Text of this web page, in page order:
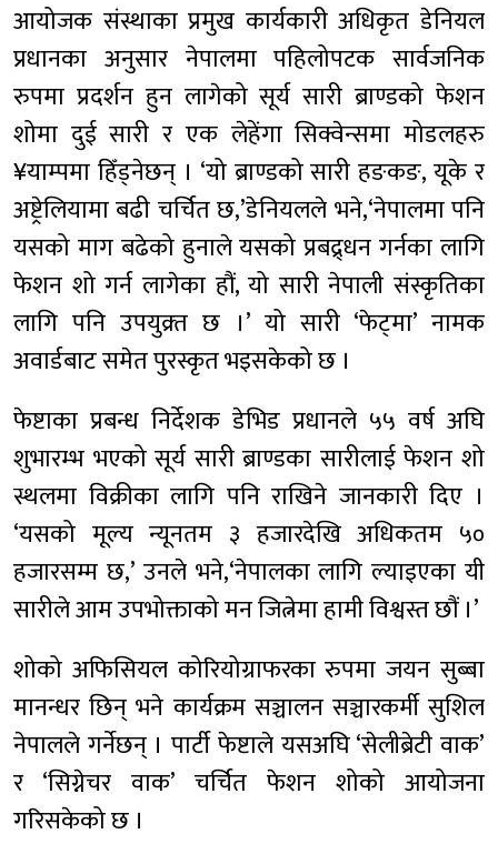
आयोजक संस्थाका प्रमुख कार्यकारी अधिकृत डेनियल
प्रधानका अनुसार नेपालमा पहिलोपटक सार्वजनिक
रुपमा प्रदर्शन हुन लागेको सूर्य सारी ब्राण्डको फेशन
शोमा दुई सारी र एक लेहेंगा सिक्वेन्समा मोडलहरु
¥याम्पमा हिँड्नेछन् । ‘यो ब्राण्डको सारी हङकङ, यूके र
अष्ट्रेलियामा बढी चर्चित छ,’डेनियलले भने,‘नेपालमा पनि
यसको माग बढेको हुनाले यसको प्रबद्र्धन गर्नका लागि
फेशन शो गर्न लागेका हौं, यो सारी नेपाली संस्कृतिका
लागि पनि उपयुक्र्त छ ।’ यो सारी ‘फेट्मा’ नामक
अवार्डबाट समेत पुरस्कृत भइसकेको छ ।
फेष्टाका प्रबन्ध निर्देशक डेभिड प्रधानले ५५ वर्ष अघि
शुभारम्भ भएको सूर्य सारी ब्राण्डका सारीलाई फेशन शो
स्थलमा विक्रीका लागि पनि राखिने जानकारी दिए ।
‘यसको मूल्य न्यूनतम ३ हजारदेखि अधिकतम ५०
हजारसम्म छ,’ उनले भने,‘नेपालका लागि ल्याइएका यी
सारीले आम उपभोक्ताको मन जित्नेमा हामी विश्वस्त छौं ।’
शोको अफिसियल कोरियोग्राफरका रुपमा जयन सुब्बा
मानन्धर छिन् भने कार्यक्रम सञ्चालन सञ्चारकर्मी सुशिल
नेपालले गर्नेछन् । पार्टी फेष्टाले यसअघि ‘सेलीब्रेटी वाक’
र ‘सिग्नेचर वाक’ चर्चित फेशन शोको आयोजना
गरिसकेको छ ।